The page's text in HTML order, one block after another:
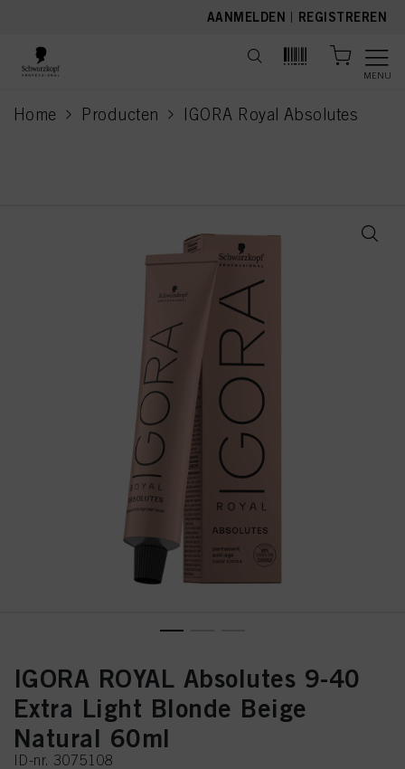
AANMELDEN | REGISTREREN
MENU
Home Producten IGORA Royal Absolutes
current page
IGORA ROYAL Absolutes 9-40
Extra Light Blonde Beige
Natural 60ml
ID-nr. 3075108